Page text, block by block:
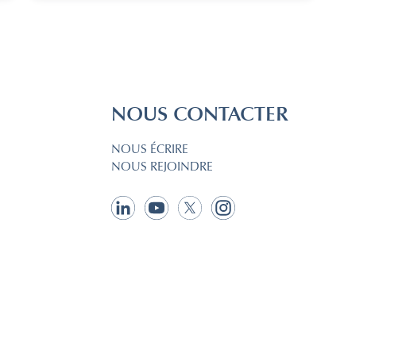
NOUS CONTACTER
NOUS ÉCRIRE
NOUS REJOINDRE